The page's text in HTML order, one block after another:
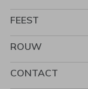
FEEST
ROUW
CONTACT